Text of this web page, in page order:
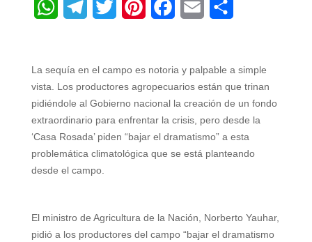
a
t
s
A
p
l
e
g
r
a
i
t
t
e
r
n
t
e
r
t
c
e
b
o
a
i
l
a
r
e
La sequía en el campo es notoria y palpable a simple
vista. Los productores agropecuarios están que trinan
pidiéndole al Gobierno nacional la creación de un fondo
extraordinario para enfrentar la crisis, pero desde la
‘Casa Rosada’ piden “bajar el dramatismo” a esta
problemática climatológica que se está planteando
desde el campo.
El ministro de Agricultura de la Nación, Norberto Yauhar,
pidió a los productores del campo “bajar el dramatismo